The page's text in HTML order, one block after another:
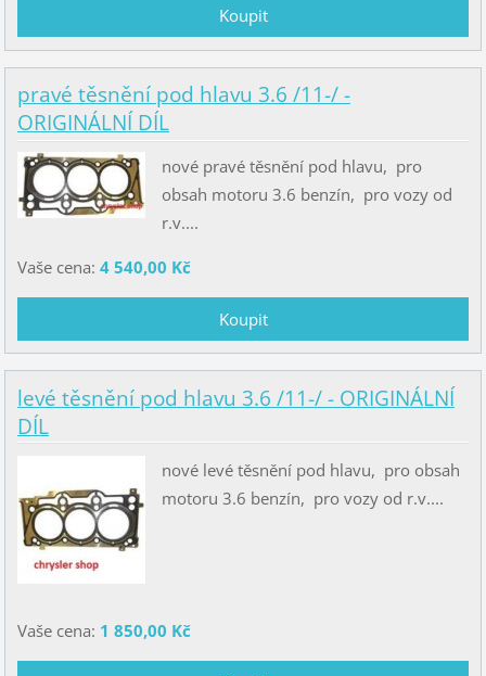
pravé těsnění pod hlavu 3.6 /11-/ -
ORIGINÁLNÍ DÍL
nové pravé těsnění pod hlavu, pro
obsah motoru 3.6 benzín, pro vozy od
r.v....
Vaše cena: 4 540,00 Kč
levé těsnění pod hlavu 3.6 /11-/ - ORIGINÁLNÍ
DÍL
nové levé těsnění pod hlavu, pro obsah
motoru 3.6 benzín, pro vozy od r.v....
Vaše cena: 1 850,00 Kč